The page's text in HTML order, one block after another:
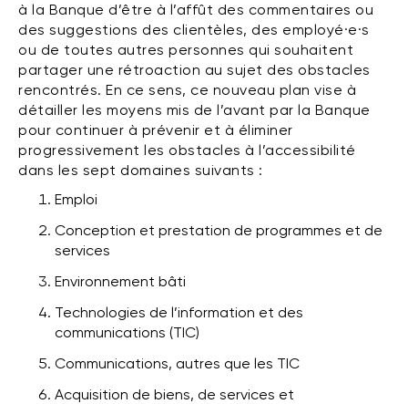
à la Banque d’être à l’affût des commentaires ou
des suggestions des clientèles, des employé·e·s
ou de toutes autres personnes qui souhaitent
partager une rétroaction au sujet des obstacles
rencontrés. En ce sens, ce nouveau plan vise à
détailler les moyens mis de l’avant par la Banque
pour continuer à prévenir et à éliminer
progressivement les obstacles à l’accessibilité
dans les sept domaines suivants :
Emploi
Conception et prestation de programmes et de
services
Environnement bâti
Technologies de l’information et des
communications (TIC)
Communications, autres que les TIC
Acquisition de biens, de services et